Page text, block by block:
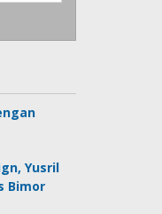
Yusril
Bimor